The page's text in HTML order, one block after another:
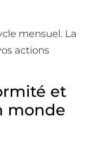
mensuel. La
actions
et
monde